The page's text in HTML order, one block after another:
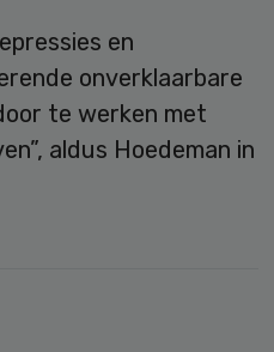
en
onverklaarbare
te werken met
aldus Hoedeman in